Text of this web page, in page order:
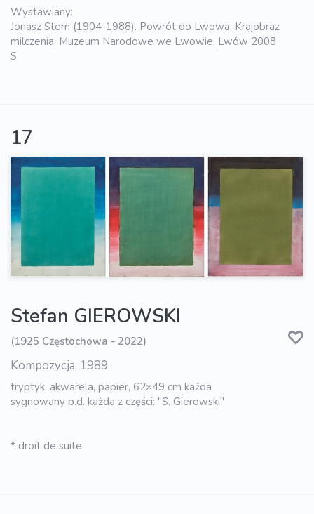
Wystawiany:
Jonasz Stern (1904-1988). Powrót do Lwowa. Krajobraz
milczenia, Muzeum Narodowe we Lwowie, Lwów 2008
S
17
Stefan GIEROWSKI
(1925 Częstochowa - 2022)
Kompozycja, 1989
tryptyk, akwarela, papier, 62×49 cm każda
sygnowany p.d. każda z części: "S. Gierowski"
* droit de suite